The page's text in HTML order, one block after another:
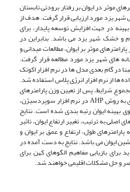
موثر در ایوان بر رفتار برودتی تابستان
یزد مورد ارزیابی قرار گرفت. هدف از
در جهت افزایش توسعه پایدار، برای
و خشک شهر یزد می باشد. بنابراین در
موثر بر ایوان، مطالعات میدانی و
های شهر یزد مورد مطالعه قرار گرفت.
در گام بعدی مدل ها در نرم افزار اکوتک
ها از نرم افزار انرژی پلاس استفاده شد.
شرایط، پس از تعیین وزن پارامترهای
موثر بر ایوان و اولویت بندی به روش AHP در نرم افزار سوپردسیژن،
بهینه ایوان رتبه بندی شده است. نتایج
اصلی به ترتیب، تغییر ارتفاع ایوان، تاثیر
طول، ارتفاع و عمق بر ایوان و
نشین ایوان می باشد. نتایج به دست آمده در
بازیابی مفاهیم الگوهای کهن برای
و حل مشکلات اقلیمی خواهند شد.